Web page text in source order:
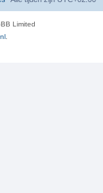
Limited